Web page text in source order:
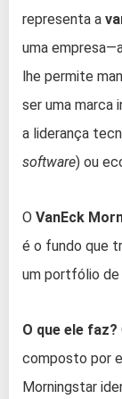
representa a
uma
lhe permite
ser uma marca
a liderança
software) ou
O VanEck
é o fundo que
um portfólio
O que ele faz?
composto por
Morningstar